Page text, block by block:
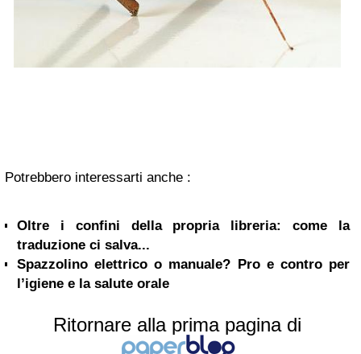
Potrebbero interessarti anche :
Oltre i confini della propria libreria: come la
traduzione ci salva...
Spazzolino elettrico o manuale? Pro e contro per
l’igiene e la salute orale
Ritornare alla prima pagina di